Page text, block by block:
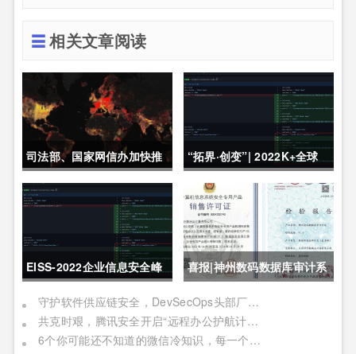
相关文章阅读
司法部、国家网信办加快推
动制定《未成年人网络保护
“拓界·创变”| 2022K+全球
软件研发行业创新峰会上海
站敬请期待！
EISS-2022企业信息安全峰
会之深圳站 10月28日成功
举办
喜报|神州数码数据库审计系
统获公安部销售许可证
守护软件供应链安全，DevSecOps头部厂商「悬镜安全」完成B轮数亿元融资
共克时艰，腾讯安全开启“远程办公护航计划”
6个你可能还不知道的微信冷知识，每一个都令人相见恨晚